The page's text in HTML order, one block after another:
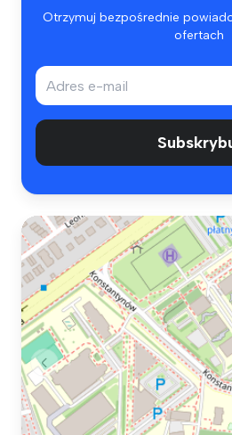
Otrzymuj bezpośrednie
ofertach